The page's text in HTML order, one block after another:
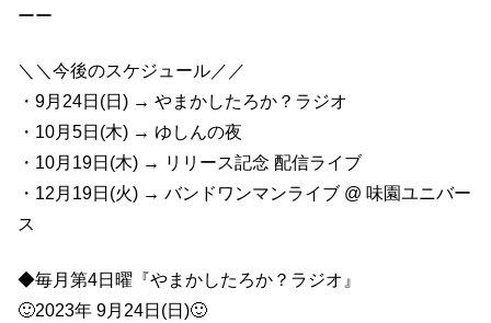
ーー
＼＼今後のスケジュール／／
・9月24日(日) → やまかしたろか？ラジオ
・10月5日(木) → ゆしんの夜
・10月19日(木) → リリース記念 配信ライブ
・12月19日(火) → バンドワンマンライブ @ 味園ユニバー
ス
◆毎月第4日曜『やまかしたろか？ラジオ』
🙂2023年 9月24日(日)🙂